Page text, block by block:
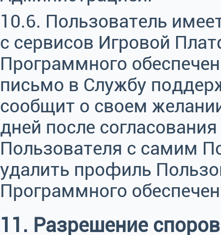
10.6. Пользователь
с сервисов Игровой
Программного
письмо в Службу
сообщит о своем
дней после
Пользователя с самим
удалить профиль
Программного
11. Разрешение споров